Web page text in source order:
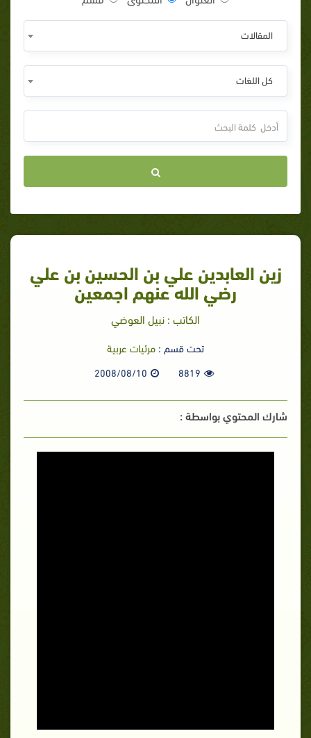
المقالات
كل اللغات
زين العابدين علي بن الحسين بن علي
رضي الله عنهم اجمعين
الكاتب : نبيل العوضي
تحت قسم : مرئيات عربية
8819
2008/08/10
شارك المحتوي بواسطة :